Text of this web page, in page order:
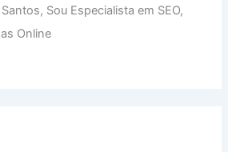
Sou Especialista em SEO,
Online